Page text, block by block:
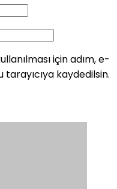
için adım, e-
kaydedilsin.